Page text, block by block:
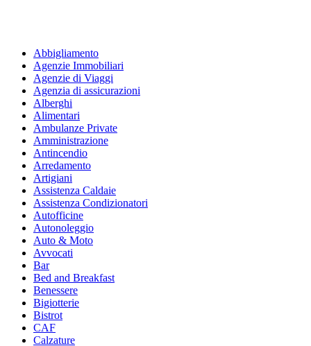
Abbigliamento
Agenzie Immobiliari
Agenzie di Viaggi
Agenzia di assicurazioni
Alberghi
Alimentari
Ambulanze Private
Amministrazione
Antincendio
Arredamento
Artigiani
Assistenza Caldaie
Assistenza Condizionatori
Autofficine
Autonoleggio
Auto & Moto
Avvocati
Bar
Bed and Breakfast
Benessere
Bigiotterie
Bistrot
CAF
Calzature